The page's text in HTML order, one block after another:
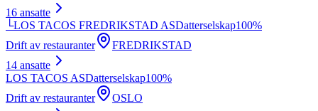
16 ansatte
└LOS TACOS FREDRIKSTAD ASDatterselskap100%
Drift av restauranter
FREDRIKSTAD
14 ansatte
LOS TACOS ASDatterselskap100%
Drift av restauranter
OSLO